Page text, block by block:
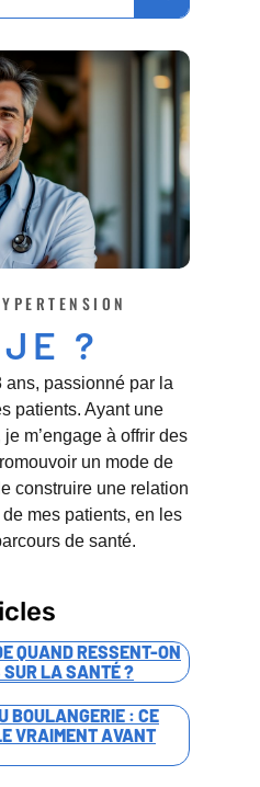
?
ans, passionné par la
patients. Ayant une
m’engage à offrir des
un mode de
construire une relation
mes patients, en les
de santé.
QUAND RESSENT-ON
LA SANTÉ ?
BOULANGERIE : CE
VRAIMENT AVANT